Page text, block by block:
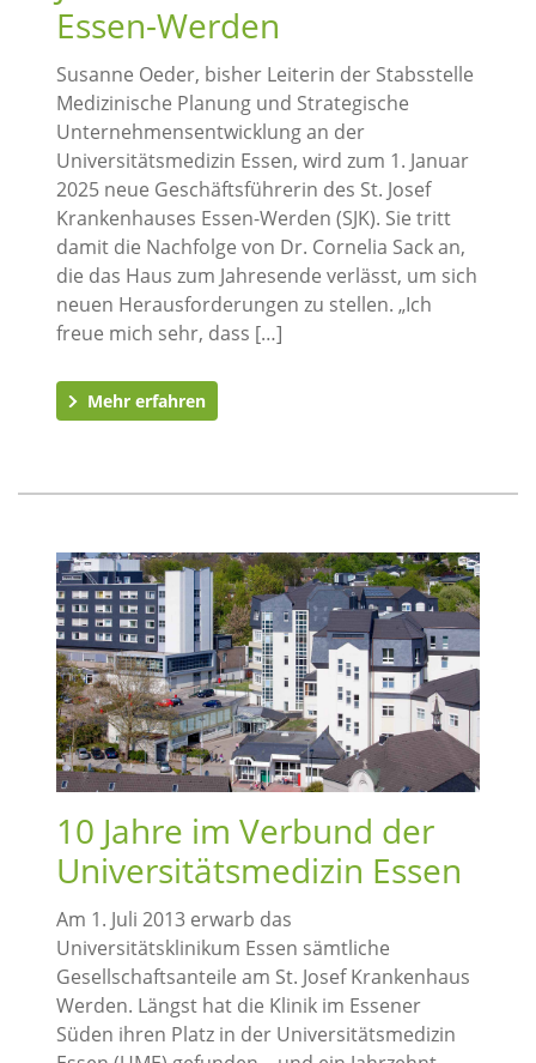
Essen-Werden
Susanne Oeder, bisher Leiterin der Stabsstelle
Medizinische Planung und Strategische
Unternehmensentwicklung an der
Universitätsmedizin Essen, wird zum 1. Januar
2025 neue Geschäftsführerin des St. Josef
Krankenhauses Essen-Werden (SJK). Sie tritt
damit die Nachfolge von Dr. Cornelia Sack an,
die das Haus zum Jahresende verlässt, um sich
neuen Herausforderungen zu stellen. „Ich
freue mich sehr, dass […]
Mehr erfahren
10 Jahre im Verbund der
Universitätsmedizin Essen
Am 1. Juli 2013 erwarb das
Universitätsklinikum Essen sämtliche
Gesellschaftsanteile am St. Josef Krankenhaus
Werden. Längst hat die Klinik im Essener
Süden ihren Platz in der Universitätsmedizin